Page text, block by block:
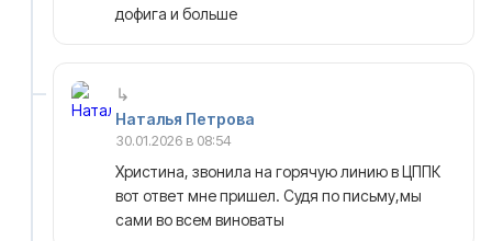
дофига и больше
Наталья Петрова
30.01.2026 в 08:54
Христина, звонила на горячую линию в ЦППК
вот ответ мне пришел. Судя по письму,мы
сами во всем виноваты